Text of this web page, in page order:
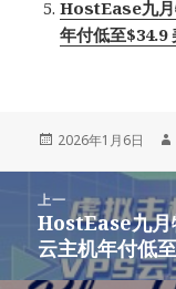
HostEase九月
年付低至$34.9
发
2026年1月6日
上一
上
篇
文
HostEase九月
云主机年付低